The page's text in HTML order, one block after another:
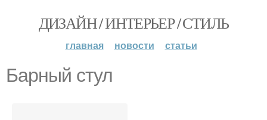
ДИЗАЙН / ИНТЕРЬЕР / СТИЛЬ
главная новости статьи
Барный стул